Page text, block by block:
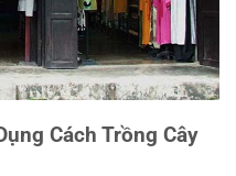
Cách Trồng Cây